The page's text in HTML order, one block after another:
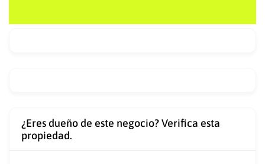
¿Eres dueño de este negocio? Verifica esta
propiedad.